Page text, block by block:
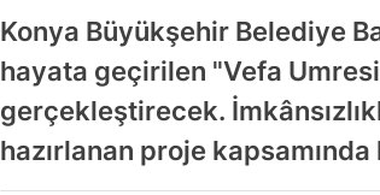
Konya Büyükşehir Belediye
hayata geçirilen "Vefa
gerçekleştirecek.
hazırlanan proje